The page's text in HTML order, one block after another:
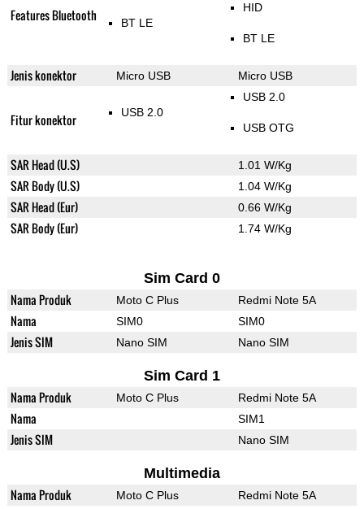
Features Bluetooth BT LE
HID
BT LE
Jenis konektor Micro USB Micro USB
Fitur konektor USB 2.0
USB 2.0
USB OTG
SAR Head (U.S) 1.01 W/Kg
SAR Body (U.S) 1.04 W/Kg
SAR Head (Eur) 0.66 W/Kg
SAR Body (Eur) 1.74 W/Kg
Sim Card 0
Nama Produk Moto C Plus Redmi Note 5A
Nama SIM0 SIM0
Jenis SIM Nano SIM Nano SIM
Sim Card 1
Nama Produk Moto C Plus Redmi Note 5A
Nama SIM1
Jenis SIM Nano SIM
Multimedia
Nama Produk Moto C Plus Redmi Note 5A